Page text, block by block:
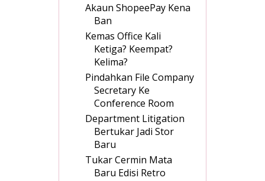
Akaun ShopeePay Kena
Ban
Kemas Office Kali
Ketiga? Keempat?
Kelima?
Pindahkan File Company
Secretary Ke
Conference Room
Department Litigation
Bertukar Jadi Stor
Baru
Tukar Cermin Mata
Baru Edisi Retro